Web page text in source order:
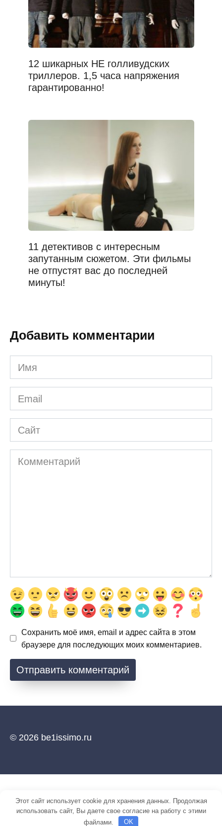
12 шикарных НЕ голливудских
триллеров. 1,5 часа напряжения
гарантированно!
11 детективов с интересным
запутанным сюжетом. Эти фильмы
не отпустят вас до последней
минуты!
Добавить комментарии
Имя
*
Email
*
Сайт
Комментарий
Сохранить моё имя, email и адрес сайта в этом
браузере для последующих моих комментариев.
© 2026 be1issimo.ru
Этот сайт использует cookie для хранения данных. Продолжая
использовать сайт, Вы даете свое согласие на работу с этими
файлами.
OK